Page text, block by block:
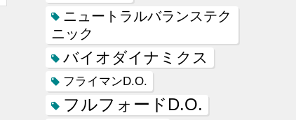
ニュートラルバランステク
ニック
バイオダイナミクス
フライマンD.O.
フルフォードD.O.